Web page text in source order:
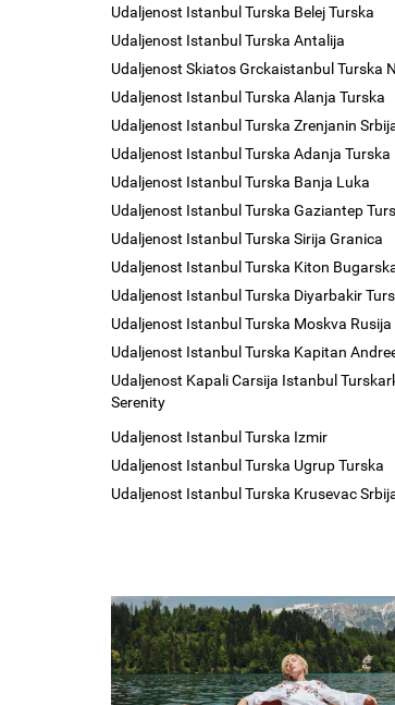
Udaljenost Istanbul Turska Belej Turska
Udaljenost Istanbul Turska Antalija
Udaljenost Skiatos Grckaistanbul Turska
Udaljenost Istanbul Turska Alanja Turska
Udaljenost Istanbul Turska Zrenjanin
Udaljenost Istanbul Turska Adanja Turska
Udaljenost Istanbul Turska Banja Luka
Udaljenost Istanbul Turska Gaziantep
Udaljenost Istanbul Turska Sirija Granica
Udaljenost Istanbul Turska Kiton
Udaljenost Istanbul Turska Diyarbakir
Udaljenost Istanbul Turska Moskva Rusija
Udaljenost Istanbul Turska Kapitan
Udaljenost Kapali Carsija Istanbul
Serenity
Udaljenost Istanbul Turska Izmir
Udaljenost Istanbul Turska Ugrup Turska
Udaljenost Istanbul Turska Krusevac